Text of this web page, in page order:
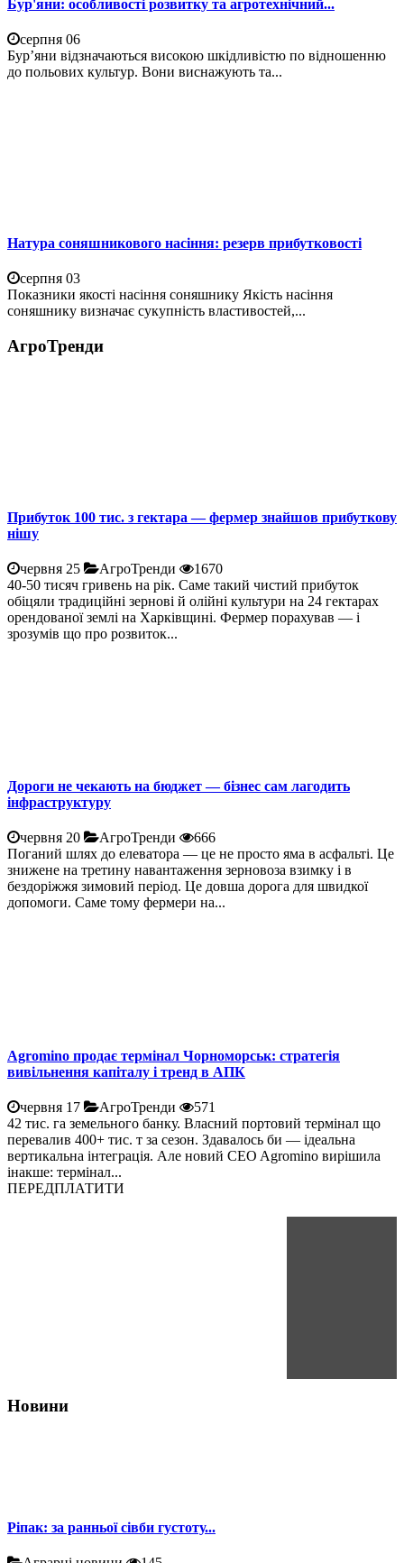
Бур'яни: особливості розвитку та агротехнічний...
серпня 06
Бур’яни відзначаються високою шкідливістю по відношенню
до польових культур. Вони виснажують та...
Натура соняшникового насіння: резерв прибутковості
серпня 03
Показники якості насіння соняшнику Якість насіння
соняшнику визначає сукупність властивостей,...
АгроТренди
Прибуток 100 тис. з гектара — фермер знайшов прибуткову
нішу
червня 25 АгроТренди
1670
40-50 тисяч гривень на рік. Саме такий чистий прибуток
обіцяли традиційні зернові й олійні культури на 24 гектарах
орендованої землі на Харківщині. Фермер порахував — і
зрозумів що про розвиток...
Дороги не чекають на бюджет — бізнес сам лагодить
інфраструктуру
червня 20 АгроТренди
666
Поганий шлях до елеватора — це не просто яма в асфальті. Це
знижене на третину навантаження зерновоза взимку і в
бездоріжжя зимовий період. Це довша дорога для швидкої
допомоги. Саме тому фермери на...
Agromino продає термінал Чорноморськ: стратегія
вивільнення капіталу і тренд в АПК
червня 17 АгроТренди
571
42 тис. га земельного банку. Власний портовий термінал що
перевалив 400+ тис. т за сезон. Здавалось би — ідеальна
вертикальна інтеграція. Але новий CEO Agromino вирішила
інакше: термінал...
ПЕРЕДПЛАТИТИ
Новини
Ріпак: за ранньої сівби густоту...